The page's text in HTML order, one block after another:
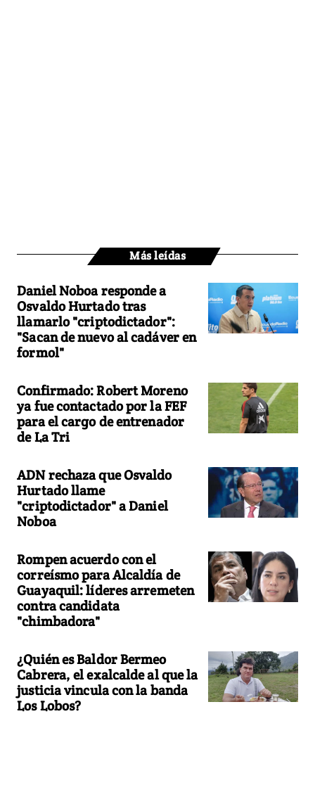
Más leídas
Daniel Noboa responde a
Osvaldo Hurtado tras
llamarlo "criptodictador":
"Sacan de nuevo al cadáver en
formol"
Confirmado: Robert Moreno
ya fue contactado por la FEF
para el cargo de entrenador
de La Tri
ADN rechaza que Osvaldo
Hurtado llame
"criptodictador" a Daniel
Noboa
Rompen acuerdo con el
correísmo para Alcaldía de
Guayaquil: líderes arremeten
contra candidata
"chimbadora"
¿Quién es Baldor Bermeo
Cabrera, el exalcalde al que la
justicia vincula con la banda
Los Lobos?